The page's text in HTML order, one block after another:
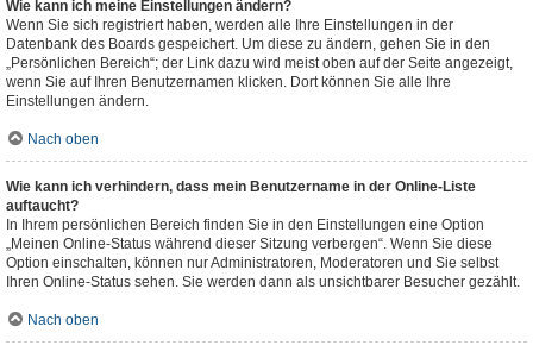
Wie kann ich meine Einstellungen ändern?
Wenn Sie sich registriert haben, werden alle Ihre Einstellungen in der
Datenbank des Boards gespeichert. Um diese zu ändern, gehen Sie in den
„Persönlichen Bereich“; der Link dazu wird meist oben auf der Seite angezeigt,
wenn Sie auf Ihren Benutzernamen klicken. Dort können Sie alle Ihre
Einstellungen ändern.
Nach oben
Wie kann ich verhindern, dass mein Benutzername in der Online-Liste
auftaucht?
In Ihrem persönlichen Bereich finden Sie in den Einstellungen eine Option
„Meinen Online-Status während dieser Sitzung verbergen“. Wenn Sie diese
Option einschalten, können nur Administratoren, Moderatoren und Sie selbst
Ihren Online-Status sehen. Sie werden dann als unsichtbarer Besucher gezählt.
Nach oben